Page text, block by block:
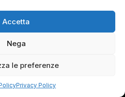
Accetta
Nega
le preferenze
Privacy Policy